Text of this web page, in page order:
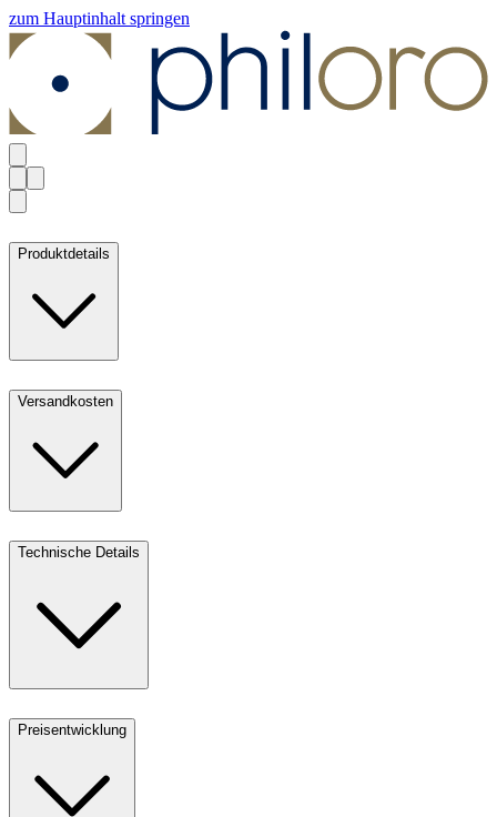
zum Hauptinhalt springen
Produktdetails
Versandkosten
Technische Details
Preisentwicklung